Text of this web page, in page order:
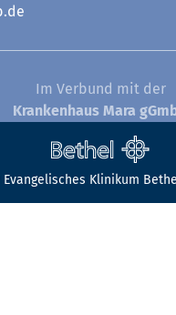
Im Verbund mit der
Krankenhaus Mara
Klinikum